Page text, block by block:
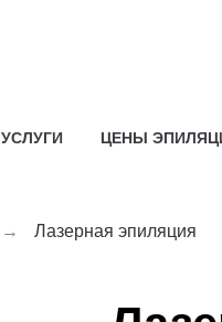
УСЛУГИ ЦЕНЫ
→ Лазерная эпиляция